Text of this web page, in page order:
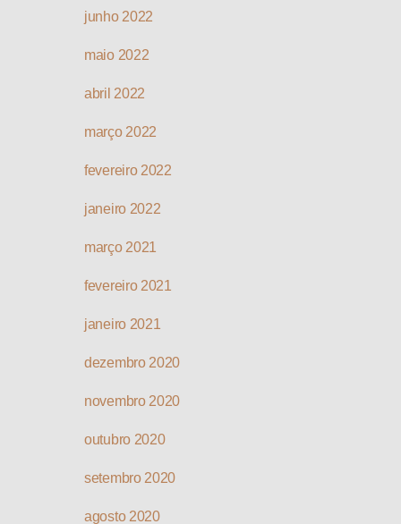
junho 2022
maio 2022
abril 2022
março 2022
fevereiro 2022
janeiro 2022
março 2021
fevereiro 2021
janeiro 2021
dezembro 2020
novembro 2020
outubro 2020
setembro 2020
agosto 2020